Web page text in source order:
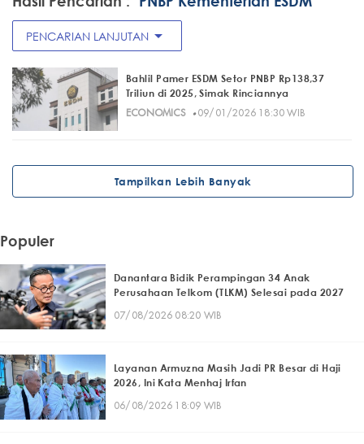
PENCARIAN LANJUTAN arrow_drop_down
Bahlil Pamer ESDM Setor PNBP Rp138,37
Triliun di 2025, Simak Rinciannya
ECONOMICS· 09/01/2026 18:30 WIB
Tampilkan Lebih Banyak
Populer
Danantara Bidik Perampingan 34 Anak
Perusahaan Telkom (TLKM) Selesai pada 2027
07/08/2026 08:20 WIB
Layanan Armuzna Masih Jadi PR Besar di Haji
2026, Ini Kata Menhaj Irfan
06/08/2026 18:09 WIB